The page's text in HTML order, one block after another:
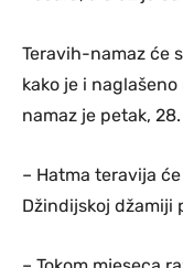
Teravih-namaz će
kako je i
namaz je petak,
– Hatma teravija
Džindijskoj džamiji